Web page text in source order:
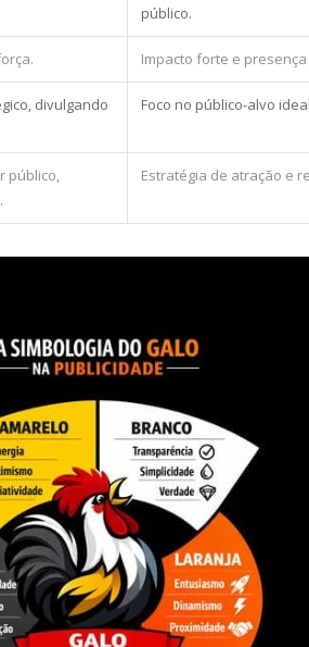
público.
Impacto forte e
divulgando
Foco no público-alvo
público,
Estratégia de atração e